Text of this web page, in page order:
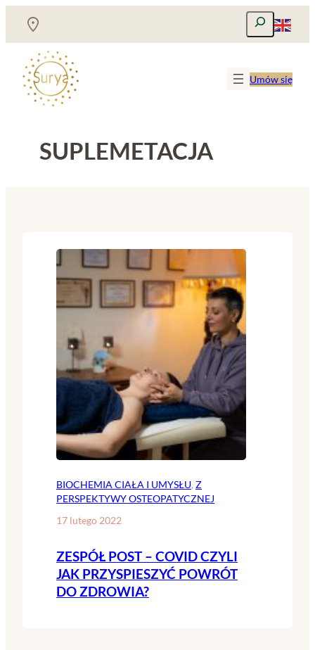
treści
Szukaj
Umów się
SUPLEMETACJA
BIOCHEMIA CIAŁA I UMYSŁU, Z
PERSPEKTYWY OSTEOPATYCZNEJ
17 lutego 2022
ZESPÓŁ POST – COVID CZYLI
JAK PRZYSPIESZYĆ POWRÓT
DO ZDROWIA?